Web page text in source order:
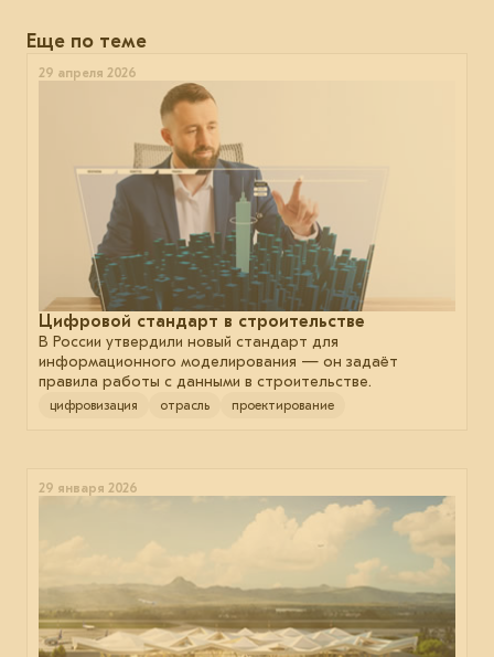
Еще по теме
29 апреля 2026
Цифровой стандарт в строительстве
В России утвердили новый стандарт для
информационного моделирования — он задаёт
правила работы с данными в строительстве.
цифровизация отрасль проектирование
29 января 2026